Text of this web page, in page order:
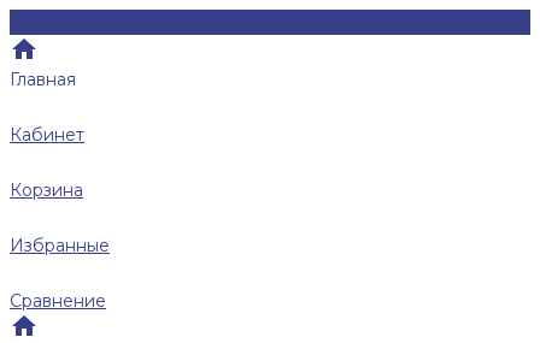
Главная
Кабинет
Корзина
Избранные
Сравнение